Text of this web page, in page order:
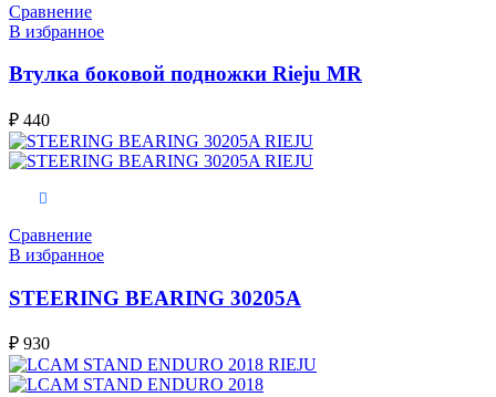
Сравнение
В избранное
Втулка боковой подножки Rieju MR
₽ 440
Сравнение
В избранное
STEERING BEARING 30205A
₽ 930